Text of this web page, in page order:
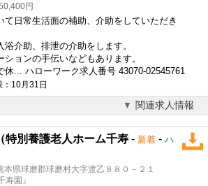
円
て日常生活面の補助、介助をしていただき
浴介助、排泄の介助をします。
ションの手伝いなどもあります。
休... ハローワーク求人番号 43070-02545761
10月31日
関連求人情報
特別養護老人ホーム千寿 - 新着 - ハ
県球磨郡球磨村大字渡乙８８０－２１
園』